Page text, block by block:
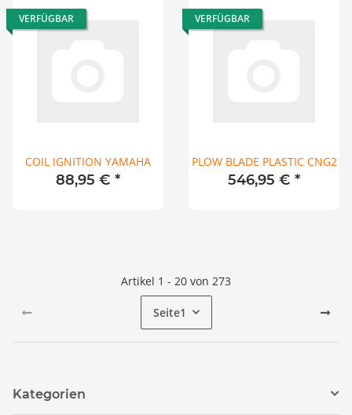
VERFÜGBAR
COIL IGNITION YAMAHA
88,95 € *
VERFÜGBAR
PLOW BLADE PLASTIC CNG2
546,95 € *
Artikel 1 - 20 von 273
Seite1
Kategorien